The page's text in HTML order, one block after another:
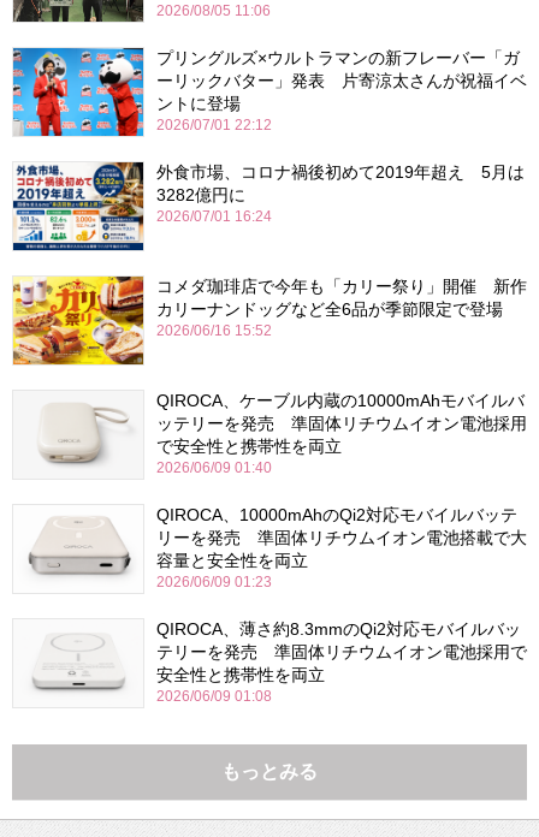
2026/08/05 11:06
プリングルズ×ウルトラマンの新フレーバー「ガ
ーリックバター」発表 片寄涼太さんが祝福イベ
ントに登場
2026/07/01 22:12
外食市場、コロナ禍後初めて2019年超え 5月は
3282億円に
2026/07/01 16:24
コメダ珈琲店で今年も「カリー祭り」開催 新作
カリーナンドッグなど全6品が季節限定で登場
2026/06/16 15:52
QIROCA、ケーブル内蔵の10000mAhモバイルバ
ッテリーを発売 準固体リチウムイオン電池採用
で安全性と携帯性を両立
2026/06/09 01:40
QIROCA、10000mAhのQi2対応モバイルバッテ
リーを発売 準固体リチウムイオン電池搭載で大
容量と安全性を両立
2026/06/09 01:23
QIROCA、薄さ約8.3mmのQi2対応モバイルバッ
テリーを発売 準固体リチウムイオン電池採用で
安全性と携帯性を両立
2026/06/09 01:08
もっとみる